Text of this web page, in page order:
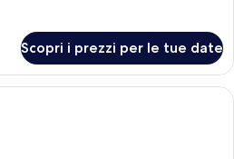
Scopri i prezzi per le tue date